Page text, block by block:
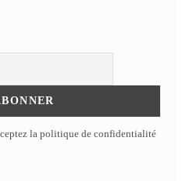
la politique de confidentialité